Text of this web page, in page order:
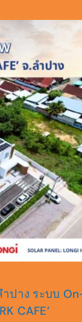
ปาง ระบบ
CAFE’